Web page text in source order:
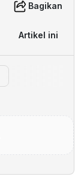
Bagikan
Artikel ini